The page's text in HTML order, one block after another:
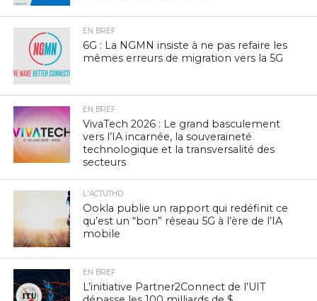
EN BREF
6G : La NGMN insiste à ne pas refaire les
mêmes erreurs de migration vers la 5G
EN BREF
VivaTech 2026 : Le grand basculement
vers l’IA incarnée, la souveraineté
technologique et la transversalité des
secteurs
L'ACTUTHD
Ookla publie un rapport qui redéfinit ce
qu’est un “bon” réseau 5G à l’ère de l’IA
mobile
EN BREF
L’initiative Partner2Connect de l’UIT